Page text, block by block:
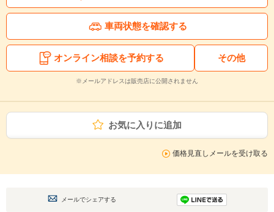
車両状態を確認する
オンライン相談を予約する その他
※メールアドレスは販売店に公開されません
お気に入りに追加
価格見直しメールを受け取る
メールでシェアする